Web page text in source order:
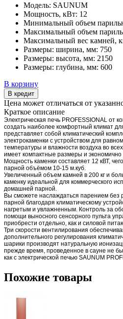
Модель: SAUNUM
Мощность, кВт: 12
Минимальный объем
Максимальный объем
Максимальный вес камней,
Размеры: ширина, мм: 750
Размеры: высота, мм: 2150
Размеры: глубина, мм: 600
В корзину
В кредит
Цена может отличаться от
Краткое описание
Электрическая печь PROFESSIONAL от
создать наиболее комфортный климат
представляет собой климатический
электрокаменки с устройством для
температуры и влажности воздуха во
имеет компактные размеры и экономично
Мощность каменки составляет 12 кВТ,
парной объёмом 10-15 м.куб.
Увеличенный объем камней в 200 кг и
каменку идеальной для коммерческого
домашней парной.
Вы сможете наслаждаться парением без
парной благодаря климатическому
нагретым и увлажненным. Контроль за
помощи выносного сенсорного пульта
приобрести отдельно, как и силовой
Три скорости вентилирования
дополнительного регулирования
шарики производят натуральную
прежде время, проведенное в сауне не
как с электрической печью SAUNUM
Похожие товары